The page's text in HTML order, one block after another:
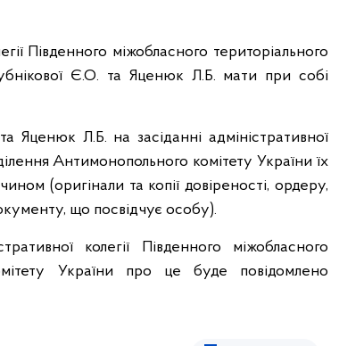
Південного міжобласного територіального
Є.О. та Яценюк Л.Б. мати при собі
Яценюк Л.Б. на засіданні адміністративної
Антимонопольного комітету України їх
(оригінали та копії довіреності, ордеру,
що посвідчує особу).
колегії Південного міжобласного
України про це буде повідомлено